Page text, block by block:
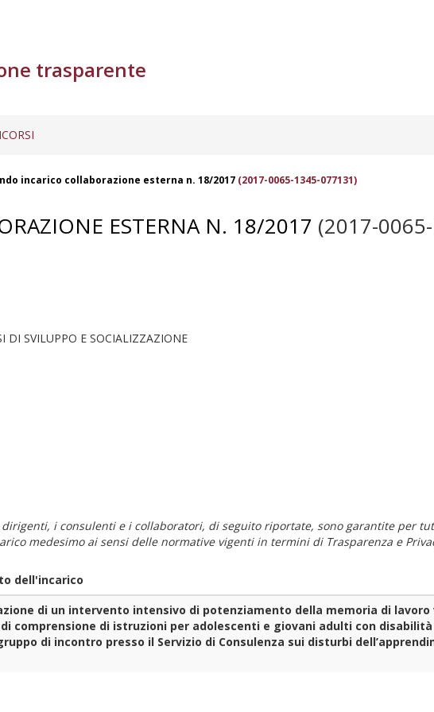
trasparente
incarico collaborazione esterna n. 18/2017 (2017-0065-1345-077131)
ESTERNA N. 18/2017 (2017-
DI SVILUPPO E SOCIALIZZAZIONE
i consulenti e i collaboratori, di seguito riportate, sono garantite per
medesimo ai sensi delle normative vigenti in termini di Trasparenza e
dell'incarico
di un intervento intensivo di potenziamento della memoria di lavoro
comprensione di istruzioni per adolescenti e giovani adulti con
di incontro presso il Servizio di Consulenza sui disturbi